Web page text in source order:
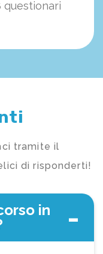
questionari
tramite il
di risponderti!
in